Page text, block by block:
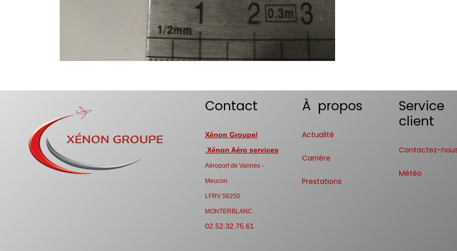
Contact
Xénon Groupe/
Xénon Aéro services
Aéroport de Vannes -
Meucon
LFRV 56250
MONTERBLANC
02.52.32.75.61
À propos
Actualité
Carrière
Prestations
Service
client
Contactez-
Météo